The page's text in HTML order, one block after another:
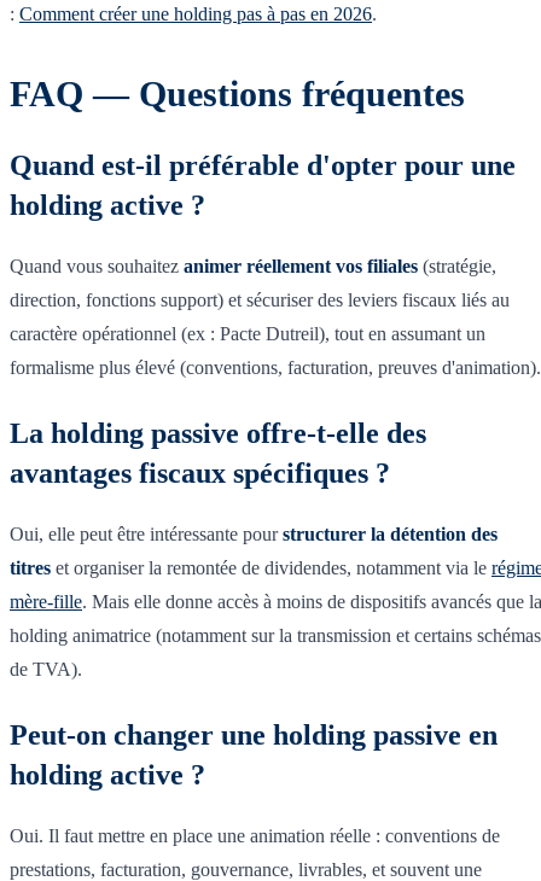
: Comment créer une holding pas à pas en 2026.
FAQ — Questions fréquentes
Quand est-il préférable d'opter pour une
holding active ?
Quand vous souhaitez animer réellement vos filiales (stratégie,
direction, fonctions support) et sécuriser des leviers fiscaux liés au
caractère opérationnel (ex : Pacte Dutreil), tout en assumant un
formalisme plus élevé (conventions, facturation, preuves d'animation).
La holding passive offre-t-elle des
avantages fiscaux spécifiques ?
Oui, elle peut être intéressante pourstructurer la détention des
titres et organiser la remontée de dividendes, notamment via le
mère-fille. Mais elle donne accès à moins de dispositifs avancés que la
holding animatrice (notamment sur la transmission et certains schémas
de TVA).
Peut-on changer une holding passive en
holding active ?
Oui. Il faut mettre en place une animation réelle : conventions de
prestations, facturation, gouvernance, livrables, et souvent une